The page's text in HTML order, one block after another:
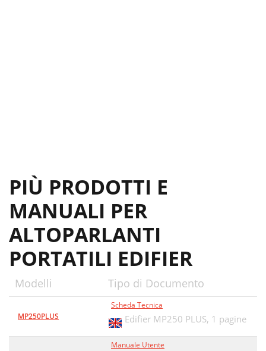
PIÙ PRODOTTI E
MANUALI PER
ALTOPARLANTI
PORTATILI EDIFIER
Modelli Tipo di Documento
MP250PLUS
Scheda Tecnica
Edifier MP250 PLUS, 1 pagine
Manuale Utente